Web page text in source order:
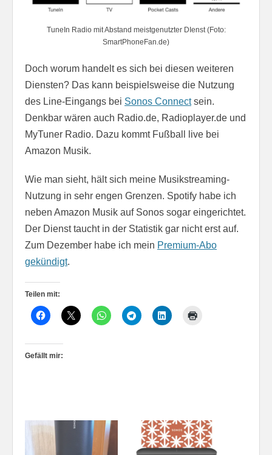
TuneIn Radio mit Abstand meistgenutzter DIenst (Foto:
SmartPhoneFan.de)
Doch worum handelt es sich bei diesen weiteren
Diensten? Das kann beispielsweise die Nutzung
des Line-Eingangs bei Sonos Connectsein.
Denkbar wären auch Radio.de, Radioplayer.de und
MyTuner Radio. Dazu kommt Fußball live bei
Amazon Musik.
Wie man sieht, hält sich meine Musikstreaming-
Nutzung in sehr engen Grenzen. Spotify habe ich
neben Amazon Musik auf Sonos sogar eingerichtet.
Der Dienst taucht in der Statistik gar nicht erst auf.
Zum Dezember habe ich mein Premium-Abo
gekündigt.
Teilen mit:
Gefällt mir: